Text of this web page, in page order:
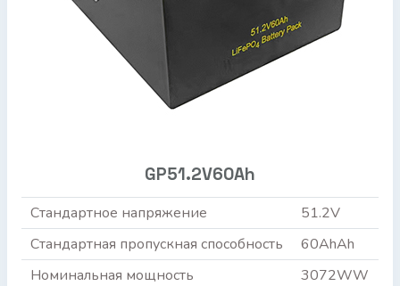
GP51.2V60Ah
Стандартное напряжение
51.2V
Стандартная пропускная способность
60AhAh
Номинальная мощность
3072WW